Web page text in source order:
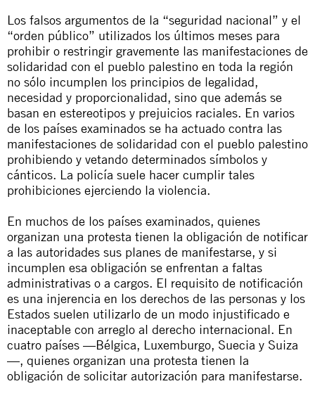
Los falsos argumentos de la “seguridad nacional” y el
“orden público” utilizados los últimos meses para
prohibir o restringir gravemente las manifestaciones de
solidaridad con el pueblo palestino en toda la región
no sólo incumplen los principios de legalidad,
necesidad y proporcionalidad, sino que además se
basan en estereotipos y prejuicios raciales. En varios
de los países examinados se ha actuado contra las
manifestaciones de solidaridad con el pueblo palestino
prohibiendo y vetando determinados símbolos y
cánticos. La policía suele hacer cumplir tales
prohibiciones ejerciendo la violencia.
En muchos de los países examinados, quienes
organizan una protesta tienen la obligación de notificar
a las autoridades sus planes de manifestarse, y si
incumplen esa obligación se enfrentan a faltas
administrativas o a cargos. El requisito de notificación
es una injerencia en los derechos de las personas y los
Estados suelen utilizarlo de un modo injustificado e
inaceptable con arreglo al derecho internacional. En
cuatro países —Bélgica, Luxemburgo, Suecia y Suiza
—, quienes organizan una protesta tienen la
obligación de solicitar autorización para manifestarse.